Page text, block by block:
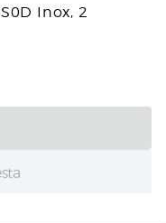
Inox, 2